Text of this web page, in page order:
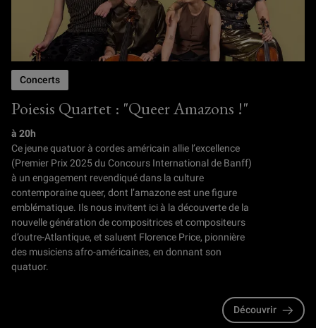
Poiesis Quartet : "Queer Amazons !"
Concerts
à 20h
Ce jeune quatuor à cordes américain allie l’excellence
(Premier Prix 2025 du Concours International de Banff)
à un engagement revendiqué dans la culture
contemporaine queer, dont l’amazone est une figure
emblématique. Ils nous invitent ici à la découverte de la
nouvelle génération de compositrices et compositeurs
d’outre-Atlantique, et saluent Florence Price, pionnière
des musiciens afro-américaines, en donnant son
quatuor.
Découvrir